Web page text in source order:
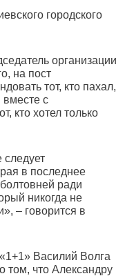
городского
организации
на пост
тот, кто пахал,
вместе с
кто хотел только
в последнее
ради
никогда не
– говорится в
Василий Волга
том, что Александру